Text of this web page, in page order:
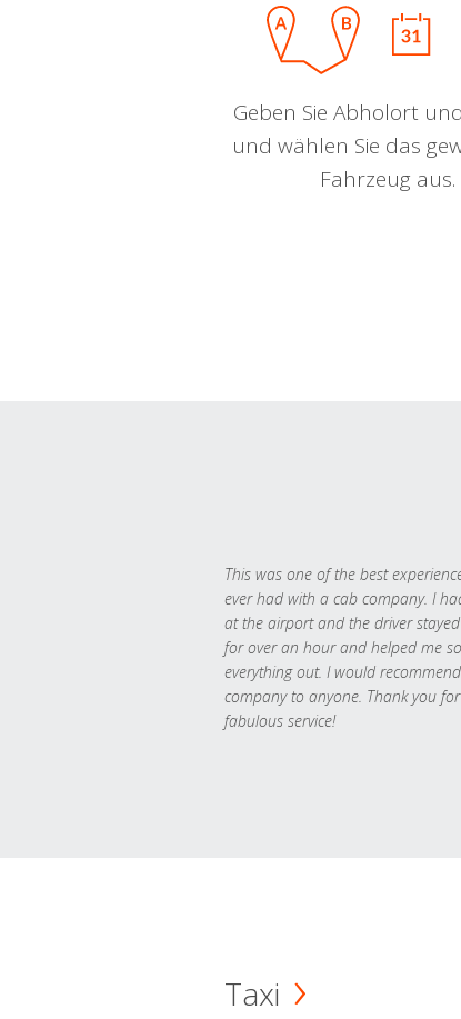
Geben Sie Abholort
und wählen Sie das
Fahrzeug aus.
This was one of the best
ever had with a cab company. I
at the airport and the driver
for over an hour and helped me
everything out. I would
company to anyone. Thank you
fabulous service!
Taxi